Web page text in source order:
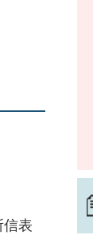
信表